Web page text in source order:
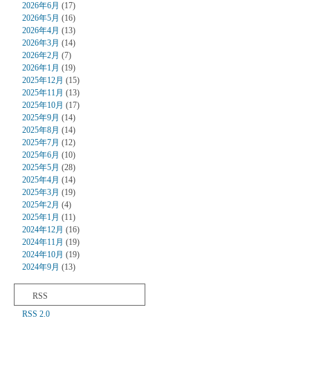
2026年6月 (17)
2026年5月 (16)
2026年4月 (13)
2026年3月 (14)
2026年2月 (7)
2026年1月 (19)
2025年12月 (15)
2025年11月 (13)
2025年10月 (17)
2025年9月 (14)
2025年8月 (14)
2025年7月 (12)
2025年6月 (10)
2025年5月 (28)
2025年4月 (14)
2025年3月 (19)
2025年2月 (4)
2025年1月 (11)
2024年12月 (16)
2024年11月 (19)
2024年10月 (19)
2024年9月 (13)
RSS
RSS 2.0